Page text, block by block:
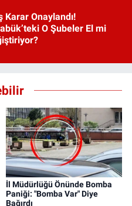
Karar Onaylandı!
O Şubeler El mi
İl Müdürlüğü Önünde Bomba
Paniği: "Bomba Var" Diye
Bağırdı